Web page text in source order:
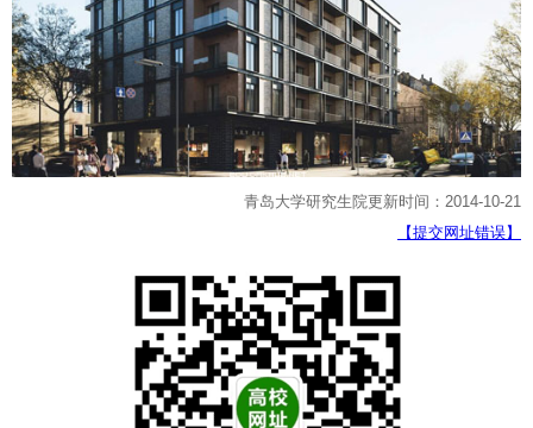
青岛大学研究生院更新时间：2014-10-21
【提交网址错误】